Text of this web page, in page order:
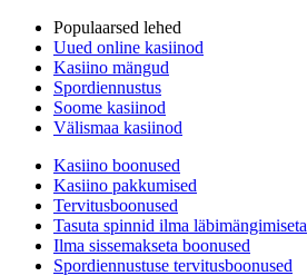
Populaarsed lehed
Uued online kasiinod
Kasiino mängud
Spordiennustus
Soome kasiinod
Välismaa kasiinod
Kasiino boonused
Kasiino pakkumised
Tervitusboonused
Tasuta spinnid ilma läbimängimiseta
Ilma sissemakseta boonused
Spordiennustuse tervitusboonused